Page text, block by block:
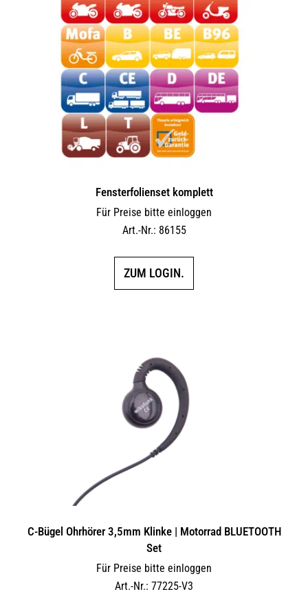
Fensterfolienset komplett
Für Preise bitte einloggen
Art.-Nr.: 86155
ZUM LOGIN.
C-Bügel Ohrhörer 3,5mm Klinke | Motorrad BLUETOOTH
Set
Für Preise bitte einloggen
Art.-Nr.: 77225-V3